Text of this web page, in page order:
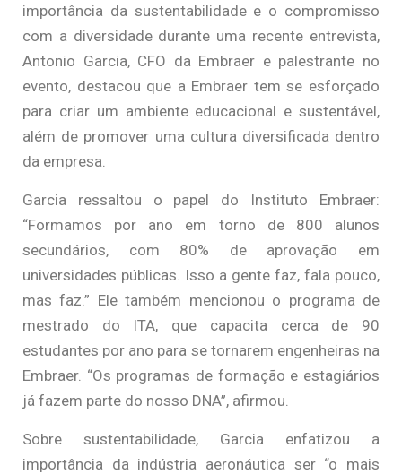
importância da sustentabilidade e o compromisso
com a diversidade durante uma recente entrevista,
Antonio Garcia, CFO da Embraer e palestrante no
evento, destacou que a Embraer tem se esforçado
para criar um ambiente educacional e sustentável,
além de promover uma cultura diversificada dentro
da empresa.
Garcia ressaltou o papel do Instituto Embraer:
“Formamos por ano em torno de 800 alunos
secundários, com 80% de aprovação em
universidades públicas. Isso a gente faz, fala pouco,
mas faz.” Ele também mencionou o programa de
mestrado do ITA, que capacita cerca de 90
estudantes por ano para se tornarem engenheiras na
Embraer. “Os programas de formação e estagiários
já fazem parte do nosso DNA”, afirmou.
Sobre sustentabilidade, Garcia enfatizou a
importância da indústria aeronáutica ser “o mais